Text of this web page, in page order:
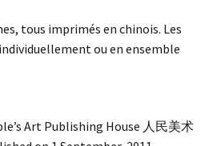
tous imprimés en chinois. Les
ou en ensemble
Art Publishing House 人民美术